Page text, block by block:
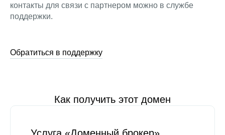
контакты для связи с партнером можно в службе
поддержки.
Обратиться в поддержку
Как получить этот домен